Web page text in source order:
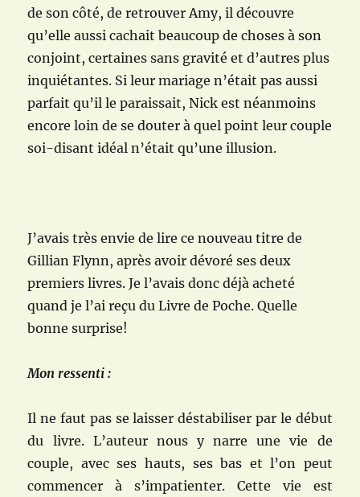
de son côté, de retrouver Amy, il découvre
qu’elle aussi cachait beaucoup de choses à son
conjoint, certaines sans gravité et d’autres plus
inquiétantes. Si leur mariage n’était pas aussi
parfait qu’il le paraissait, Nick est néanmoins
encore loin de se douter à quel point leur couple
soi-disant idéal n’était qu’une illusion.
J’avais très envie de lire ce nouveau titre de
Gillian Flynn, après avoir dévoré ses deux
premiers livres. Je l’avais donc déjà acheté
quand je l’ai reçu du Livre de Poche. Quelle
bonne surprise!
Mon ressenti :
Il ne faut pas se laisser déstabiliser par le début
du livre. L’auteur nous y narre une vie de
couple, avec ses hauts, ses bas et l’on peut
commencer à s’impatienter. Cette vie est